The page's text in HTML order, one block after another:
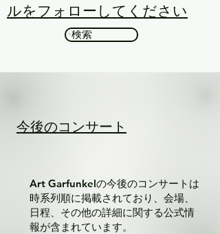
検索
ルをフォローしてください
今後のコンサート
Art Garfunkelの今後のコンサートは
時系列順に掲載されており、会場、
日程、その他の詳細に関する公式情
報が含まれています。